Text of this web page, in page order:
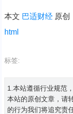
本文 巴适财经原创
html
标签:
1.本站遵循行业规范
本站的原创文章，请
的行为我们将追究责